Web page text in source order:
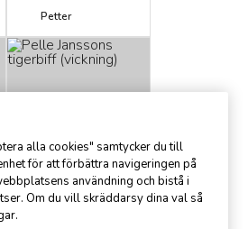
(förrätt)
Petter
10 min
Ingredienser
alla cookies" samtycker du till
för att förbättra navigeringen på
användning och bistå i
Om du vill skräddarsy dina val så